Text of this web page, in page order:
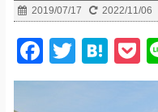
2019/07/17 2022/11/06
F
a
T
wi
H
at
P
o